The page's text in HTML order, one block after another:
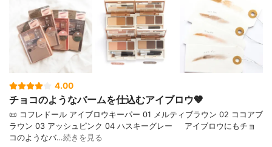
4.00
チョコのようなバームを仕込むアイブロウ🤎⠀
📜 コフレドール アイブロウキーパー 01 メルティブラウン 02 ココアブ
ラウン 03 アッシュピンク 04 ハスキーグレー⠀⠀アイブロウにもチョ
コのようなバ…続きを見る